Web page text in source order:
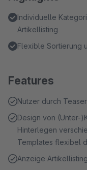
Individuelle
Artikellisting
Flexible Sortierung
Features
Nutzer durch
Design von (Unter-
Hinterlegen
Templates flexibel
Anzeige